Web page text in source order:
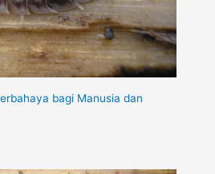
bagi Manusia dan